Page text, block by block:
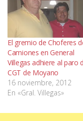
El gremio de Choferes
Camiones en General
Villegas adhiere al paro
CGT de Moyano
16 noviembre, 2012
En «Gral. Villegas»